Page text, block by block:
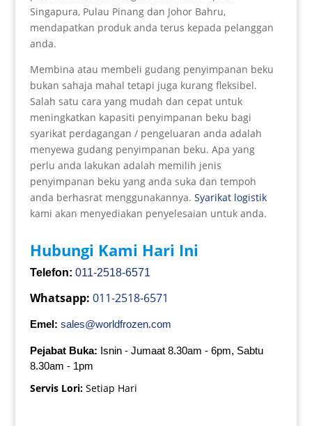
Singapura, Pulau Pinang dan Johor Bahru,
mendapatkan produk anda terus kepada pelanggan
anda.
Membina atau membeli gudang penyimpanan beku
bukan sahaja mahal tetapi juga kurang fleksibel.
Salah satu cara yang mudah dan cepat untuk
meningkatkan kapasiti penyimpanan beku bagi
syarikat perdagangan / pengeluaran anda adalah
menyewa gudang penyimpanan beku. Apa yang
perlu anda lakukan adalah memilih jenis
penyimpanan beku yang anda suka dan tempoh
anda berhasrat menggunakannya. Syarikat logistik
kami akan menyediakan penyelesaian untuk anda.
Hubungi Kami Hari Ini
Telefon: 011-2518-6571
Whatsapp: 011-2518-6571
Emel: sales@worldfrozen.com
Pejabat Buka: Isnin - Jumaat 8.30am - 6pm, Sabtu
8.30am - 1pm
Servis Lori: Setiap Hari